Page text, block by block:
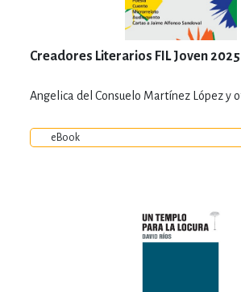
Creadores Literarios FIL Joven 2025
Angelica del Consuelo Martínez López y
eBook